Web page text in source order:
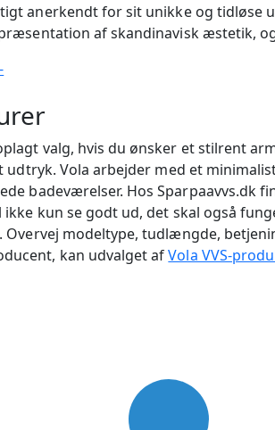
anerkendt for sit unikke og tidløse
af skandinavisk æstetik,
valg, hvis du ønsker et stilrent
udtryk. Vola arbejder med et
badeværelser. Hos
kun se godt ud, det skal også
modeltype, tudlængde,
kan udvalget afVola VVS-